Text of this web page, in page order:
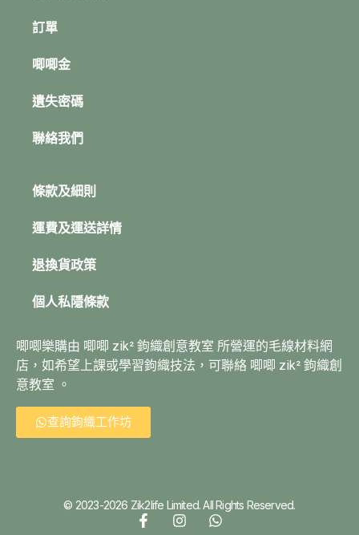
訂單
唧唧金
遺失密碼
聯絡我們
條款及細則
運費及運送詳情
退換貨政策
個人私隱條款
唧唧樂購由 唧唧 zik² 鉤織創意教室 所營運的毛線材料網
店，如希望上課或學習鉤織技法，可聯絡 唧唧 zik² 鉤織創
意教室 。
查詢鉤織工作坊
© 2023-2026 Zik2life Limited. All Rights Reserved.